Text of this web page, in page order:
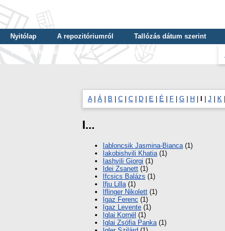
Nyitólap A repozitóriumról Tallózás dátum szerint
Tallózás képzés szintje szerint
Tallózás kulcsszó szerint
A| Á B C Ç D E É F G H J K
I...
Iabloncsik Jasmina-Bianca(1)
Iakobishvili Khatia(1)
Iashvili Giorgi (1)
Idei Zsanett (1)
Ifcsics Balázs (1)
Ifju Lilla(1)
Iflinger Nikolett (1)
Igaz Ferenc (1)
Igaz Levente (1)
Iglai Kornél (1)
Iglai Zsófia Panka(1)